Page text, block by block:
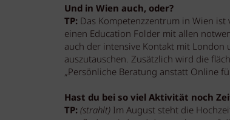
Und in Wien auch, oder?
TP: Das Kompetenzzentrum in Wien
einen Education Folder mit allen
auch der intensive Kontakt mit London
auszutauschen. Zusätzlich wird die
„Persönliche Beratung anstatt Online
Hast du bei so viel Aktivität noch
TP: (strahlt)Im August steht die